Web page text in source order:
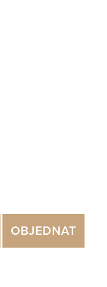
OBJEDNAT